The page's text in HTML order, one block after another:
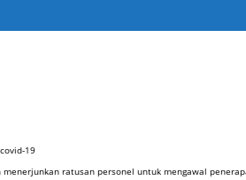
19
ratusan personel untuk mengawal